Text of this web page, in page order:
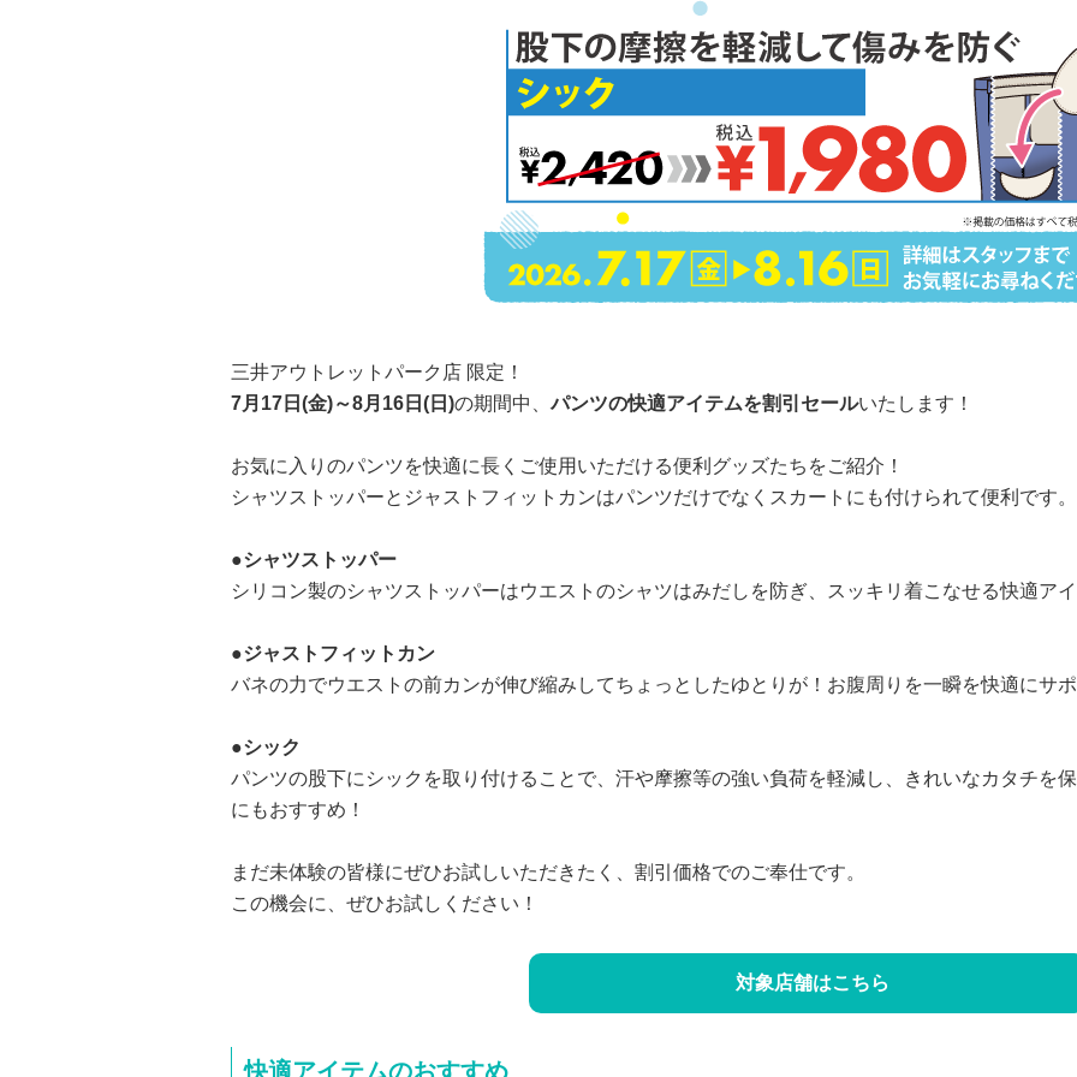
三井アウトレットパーク店 限定！
7月17日(金)～8月16日(日)の期間中、パンツの快適アイテムを割引セールいたします！
お気に入りのパンツを快適に長くご使用いただける便利グッズたちをご紹介！
シャツストッパーとジャストフィットカンはパンツだけでなくスカートにも付けられて便利です。
●シャツストッパー
シリコン製のシャツストッパーはウエストのシャツはみだしを防ぎ、スッキリ着こなせる快適ア
●ジャストフィットカン
バネの力でウエストの前カンが伸び縮みしてちょっとしたゆとりが！お腹周りを一瞬を快適にサ
●シック
パンツの股下にシックを取り付けることで、汗や摩擦等の強い負荷を軽減し、きれいなカタチを
にもおすすめ！
まだ未体験の皆様にぜひお試しいただきたく、割引価格でのご奉仕です。
この機会に、ぜひお試しください！
対象店舗はこちら
快適アイテムのおすすめ